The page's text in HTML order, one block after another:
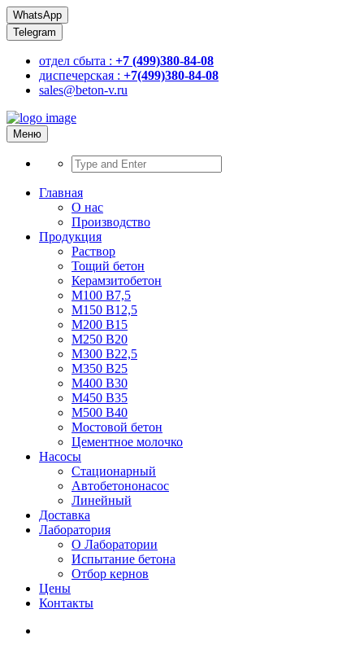
WhatsApp
Telegram
отдел сбыта : +7 (499)380-84-08
диспечерская : +7(499)380-84-08
sales@beton-v.ru
Меню
Главная
О нас
Производство
Продукция
Раствор
Тощий бетон
Керамзитобетон
М100 В7,5
М150 В12,5
М200 В15
М250 В20
М300 В22,5
М350 В25
М400 В30
М450 В35
М500 В40
Мостовой бетон
Цементное молочко
Насосы
Стационарный
Автобетононасос
Линейный
Доставка
Лаборатория
О Лаборатории
Испытание бетона
Отбор кернов
Цены
Контакты